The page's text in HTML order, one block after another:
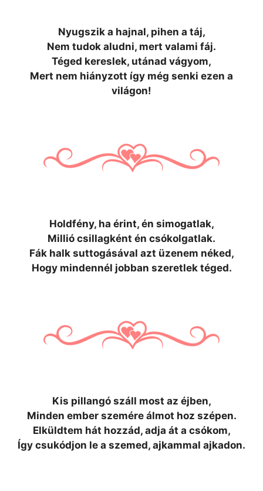
Nyugszik a hajnal, pihen a táj,
Nem tudok aludni, mert valami fáj.
Téged kereslek, utánad vágyom,
Mert nem hiányzott így még senki ezen a
világon!
Holdfény, ha érint, én simogatlak,
Millió csillagként én csókolgatlak.
Fák halk suttogásával azt üzenem néked,
Hogy mindennél jobban szeretlek téged.
Kis pillangó száll most az éjben,
Minden ember szemére álmot hoz szépen.
Elküldtem hát hozzád, adja át a csókom,
Így csukódjon le a szemed, ajkammal ajkadon.